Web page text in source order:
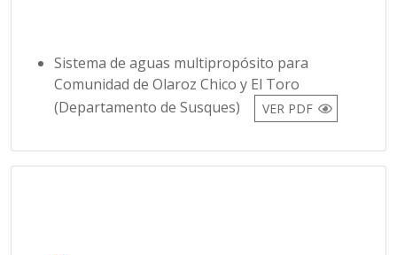
Sistema de aguas multipropósito para
Comunidad de Olaroz Chico y El Toro
(Departamento de Susques)
VER PDF